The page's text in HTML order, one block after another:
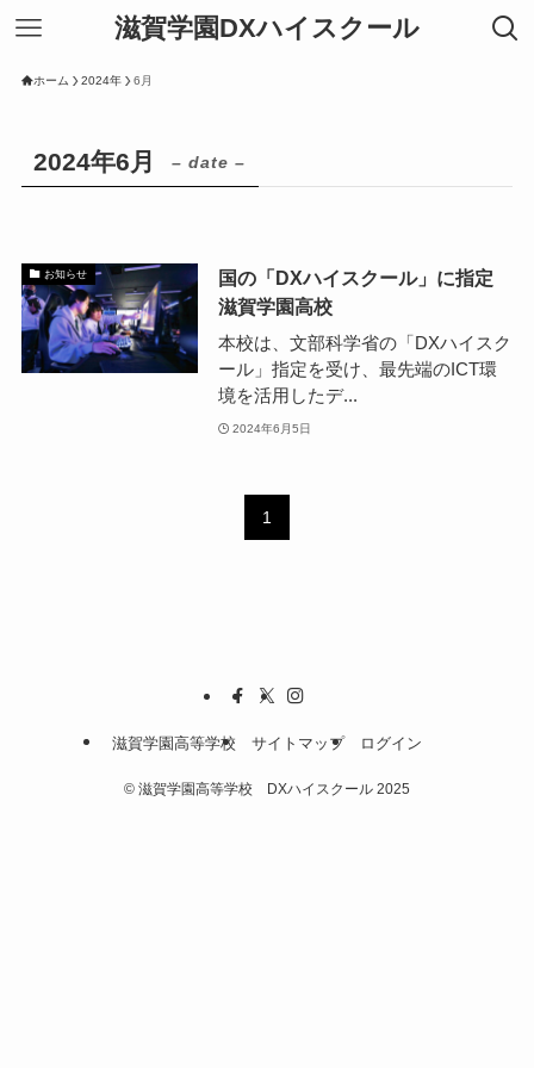
滋賀学園DXハイスクール
ホーム 2024年 6月
2024年6月 – date –
お知らせ
国の「DXハイスクール」に指定
滋賀学園高校
本校は、文部科学省の「DXハイスク
ール」指定を受け、最先端のICT環
境を活用したデ...
2024年6月5日
1
滋賀学園高等学校 サイトマップ ログイン
© 滋賀学園高等学校 DXハイスクール 2025